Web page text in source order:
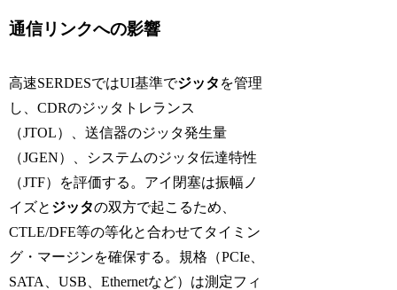
通信リンクへの影響
高速SERDESではUI基準でジッタ を管理
し、CDRのジッタトレランス
（JTOL）、送信器のジッタ発生量
（JGEN）、システムのジッタ伝達特性
（JTF）を評価する。アイ閉塞は振幅ノ
イズと ジッタの双方で起こるため、
CTLE/DFE等の等化と合わせてタイミン
グ・マージンを確保する。規格（PCIe、
SATA、USB、Ethernetなど）は測定フィ